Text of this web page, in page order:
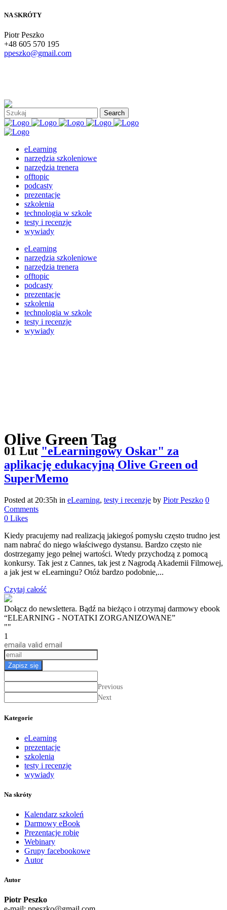
NA SKRÓTY
Piotr Peszko
+48 605 570 195
ppeszko@gmail.com
eLearning
narzędzia szkoleniowe
narzędzia trenera
offtopic
podcasty
prezentacje
szkolenia
technologia w szkole
testy i recenzje
wywiady
eLearning
narzędzia szkoleniowe
narzędzia trenera
offtopic
podcasty
prezentacje
szkolenia
technologia w szkole
testy i recenzje
wywiady
Olive Green Tag
01 Lut "eLearningowy Oskar" za
aplikację edukacyjną Olive Green od
SuperMemo
Posted at 20:35h in eLearning, testy i recenzje by Piotr Peszko 0
Comments
0 Likes
Kiedy pracujemy nad realizacją jakiegoś pomysłu często trudno jest
nam nabrać do niego właściwego dystansu. Bardzo często nie
dostrzegamy jego pełnej wartości. Wtedy przychodzą z pomocą
konkursy. Tak jest z Cannes, tak jest z Nagrodą Akademii Filmowej,
a jak jest w eLearningu? Otóż bardzo podobnie,...
Czytaj całość
Dołącz do newslettera. Bądź na bieżąco i otrzymaj darmowy ebook
“ELEARNING - NOTATKI ZORGANIZOWANE”
""
1
email a valid email
Zapisz się
Previous
Next
Kategorie
eLearning
prezentacje
szkolenia
testy i recenzje
wywiady
Na skróty
Kalendarz szkoleń
Darmowy eBook
Prezentacje robię
Webinary
Grupy facebookowe
Autor
Autor
Piotr Peszko